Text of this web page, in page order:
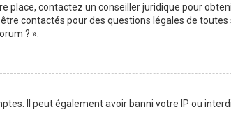
place, contactez un conseiller juridique pour
contactés pour des questions légales de toutes
? ».
Il peut également avoir banni votre IP ou